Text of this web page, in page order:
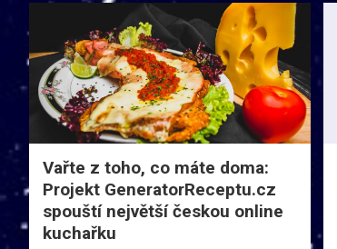
Vařte z toho, co máte doma:
Projekt GeneratorReceptu.cz
spouští největší českou online
kuchařku